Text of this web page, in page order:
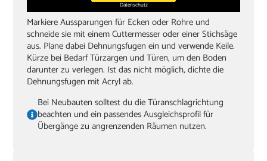
Datenschutz
Markiere Aussparungen für Ecken oder Rohre und
schneide sie mit einem Cuttermesser oder einer Stichsäge
aus. Plane dabei Dehnungsfugen ein und verwende Keile.
Kürze bei Bedarf Türzargen und Türen, um den Boden
darunter zu verlegen. Ist das nicht möglich, dichte die
Dehnungsfugen mit Acryl ab.
Bei Neubauten solltest du die Türanschlagrichtung
beachten und ein passendes Ausgleichsprofil für
Übergänge zu angrenzenden Räumen nutzen.